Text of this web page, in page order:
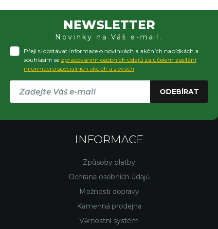
NEWSLETTER
Novinky na Váš e-mail.
Přeji si dostávat informace o novinkách a akčních nabídkách a
souhlasím se zpracováním osobních údajů za účelem zasílání
informací o speciálních akcích a slevách
ODEBÍRAT
INFORMACE
Způsoby platby
Ochrana osobních údajů
Možnosti dopravy
Kamenná prodejna
Věrnostní systém